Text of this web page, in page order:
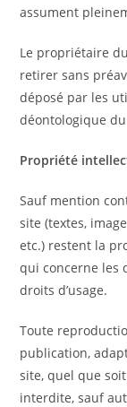
assument
Le propriétaire
retirer sans
déposé par les
déontologique
Propriété
Sauf mention
site (textes,
etc.) restent la
qui concerne les
droits d’usage.
Toute
publication,
site, quel que
interdite, sauf